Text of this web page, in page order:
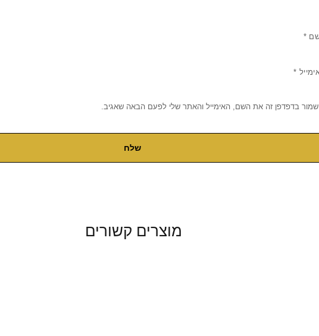
שמור בדפדפן זה את השם, האימייל והאתר שלי לפעם הבאה שאגיב.
מוצרים קשורים